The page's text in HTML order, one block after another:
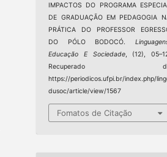
IMPACTOS DO PROGRAMA
DE GRADUAÇÃO EM PEDAGOGIA
PRÁTICA DO PROFESSOR
DO PÓLO BODOCÓ.
Educação E Sociedade, (12),
Recuperado
https://periodicos.ufpi.br/index.php/
dusoc/article/view/1567
Fomatos de Citação